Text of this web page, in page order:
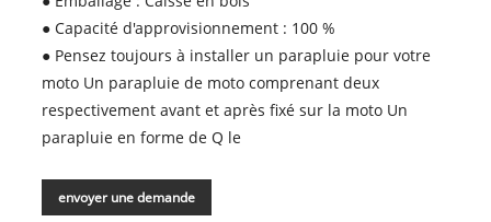
● Capacité d'approvisionnement : 100 %
● Pensez toujours à installer un parapluie pour votre
moto Un parapluie de moto comprenant deux
respectivement avant et après fixé sur la moto Un
parapluie en forme de Q le
envoyer une demande